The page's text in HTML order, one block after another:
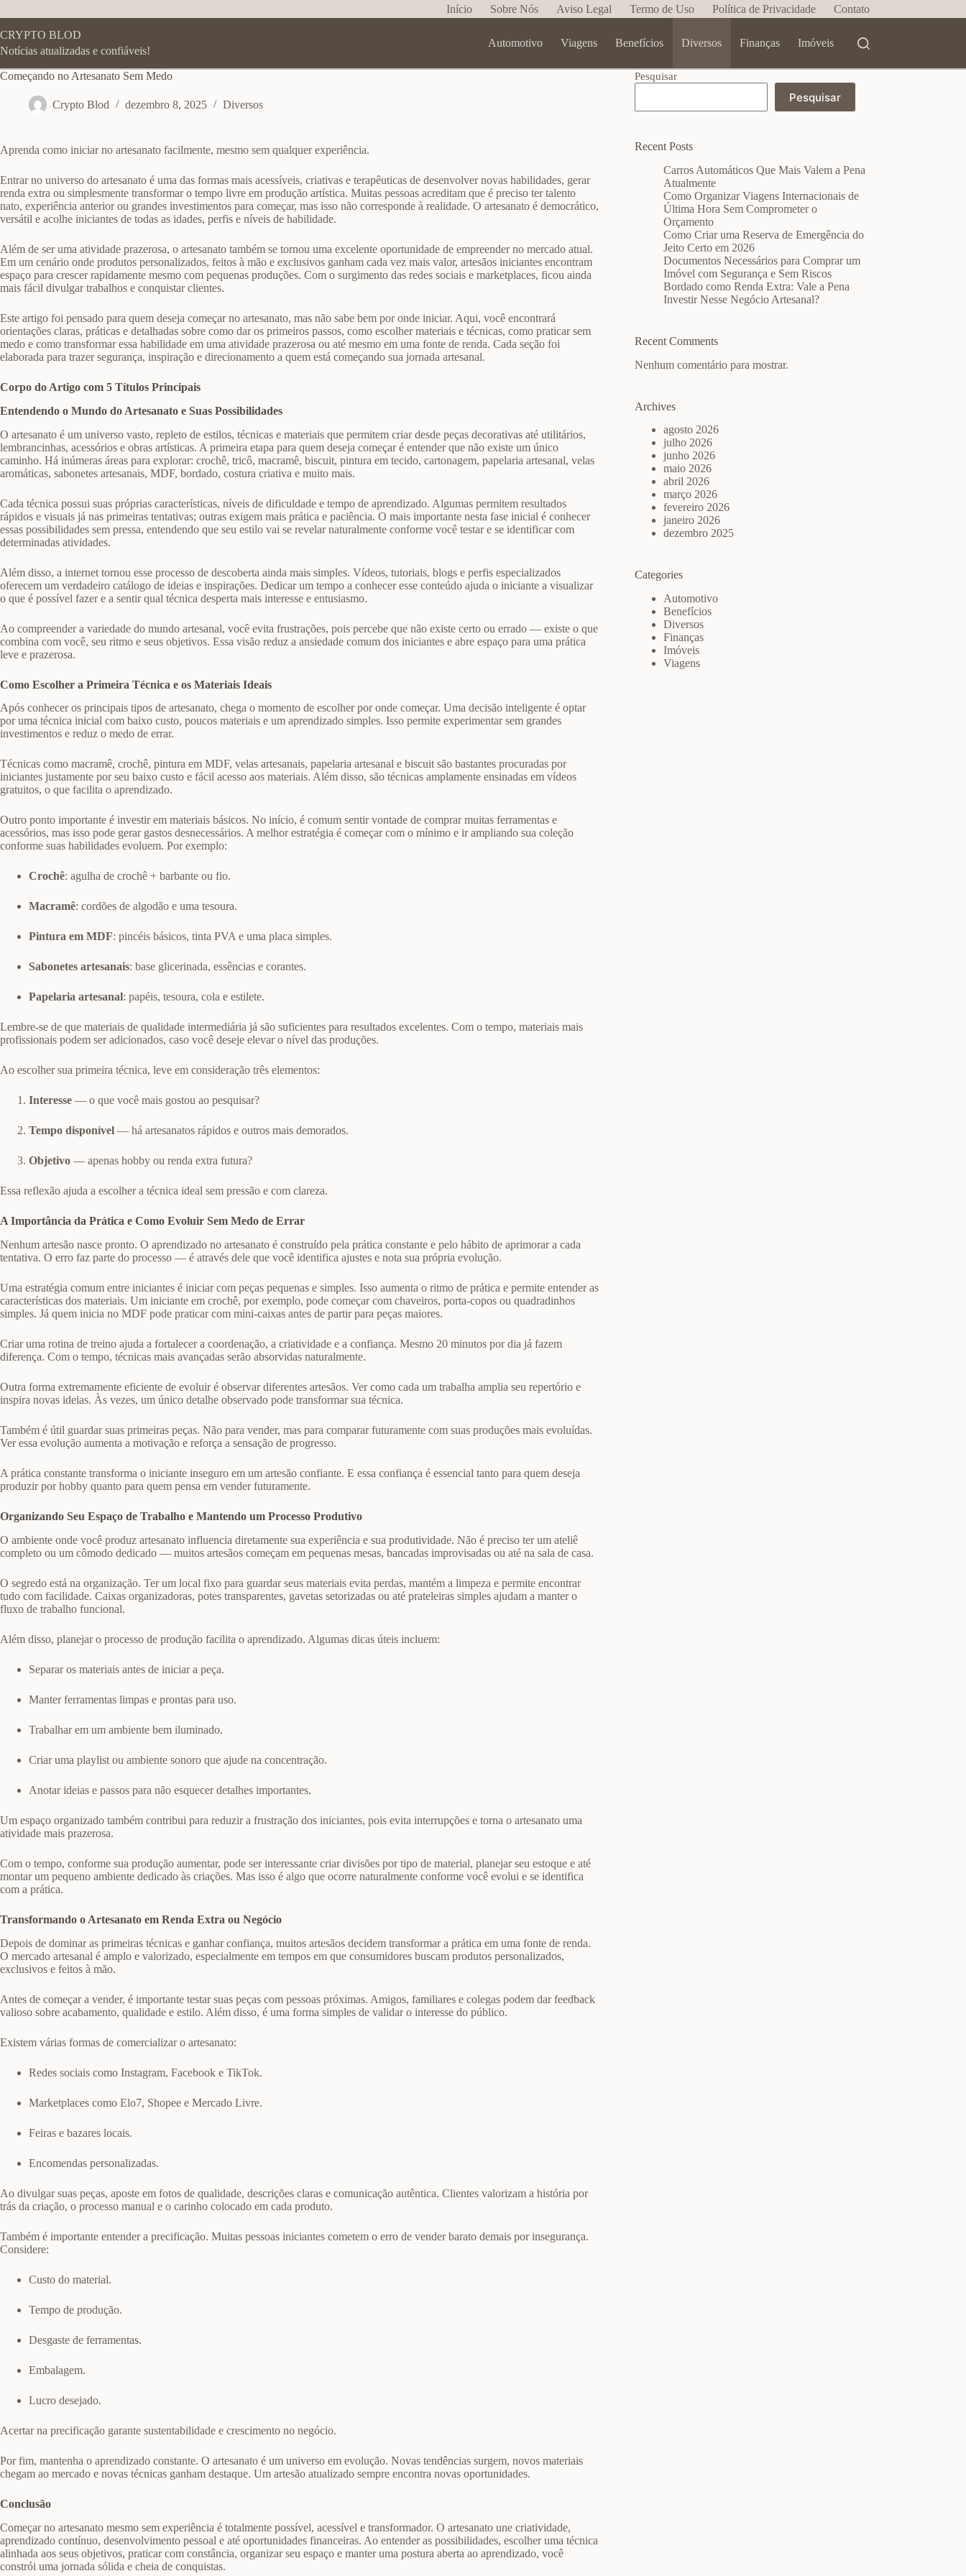
para
o
conteúdo
Início Sobre Nós Aviso Legal Termo de Uso Política de Privacidade Contato
CRYPTO BLOD
Notícias atualizadas e confiáveis!
Automotivo Viagens Benefícios Diversos Finanças Imóveis
Começando no Artesanato Sem Medo
Crypto Blod dezembro 8, 2025 Diversos
Aprenda como iniciar no artesanato facilmente, mesmo sem qualquer experiência.
Entrar no universo do artesanato é uma das formas mais acessíveis, criativas e terapêuticas de desenvolver novas habilidades, gerar
renda extra ou simplesmente transformar o tempo livre em produção artística. Muitas pessoas acreditam que é preciso ter talento
nato, experiência anterior ou grandes investimentos para começar, mas isso não corresponde à realidade. O artesanato é democrático,
versátil e acolhe iniciantes de todas as idades, perfis e níveis de habilidade.
Além de ser uma atividade prazerosa, o artesanato também se tornou uma excelente oportunidade de empreender no mercado atual.
Em um cenário onde produtos personalizados, feitos à mão e exclusivos ganham cada vez mais valor, artesãos iniciantes encontram
espaço para crescer rapidamente mesmo com pequenas produções. Com o surgimento das redes sociais e marketplaces, ficou ainda
mais fácil divulgar trabalhos e conquistar clientes.
Este artigo foi pensado para quem deseja começar no artesanato, mas não sabe bem por onde iniciar. Aqui, você encontrará
orientações claras, práticas e detalhadas sobre como dar os primeiros passos, como escolher materiais e técnicas, como praticar sem
medo e como transformar essa habilidade em uma atividade prazerosa ou até mesmo em uma fonte de renda. Cada seção foi
elaborada para trazer segurança, inspiração e direcionamento a quem está começando sua jornada artesanal.
Corpo do Artigo com 5 Títulos Principais
Entendendo o Mundo do Artesanato e Suas Possibilidades
O artesanato é um universo vasto, repleto de estilos, técnicas e materiais que permitem criar desde peças decorativas até utilitários,
lembrancinhas, acessórios e obras artísticas. A primeira etapa para quem deseja começar é entender que não existe um único
caminho. Há inúmeras áreas para explorar: crochê, tricô, macramê, biscuit, pintura em tecido, cartonagem, papelaria artesanal, velas
aromáticas, sabonetes artesanais, MDF, bordado, costura criativa e muito mais.
Cada técnica possui suas próprias características, níveis de dificuldade e tempo de aprendizado. Algumas permitem resultados
rápidos e visuais já nas primeiras tentativas; outras exigem mais prática e paciência. O mais importante nesta fase inicial é conhecer
essas possibilidades sem pressa, entendendo que seu estilo vai se revelar naturalmente conforme você testar e se identificar com
determinadas atividades.
Além disso, a internet tornou esse processo de descoberta ainda mais simples. Vídeos, tutoriais, blogs e perfis especializados
oferecem um verdadeiro catálogo de ideias e inspirações. Dedicar um tempo a conhecer esse conteúdo ajuda o iniciante a visualizar
o que é possível fazer e a sentir qual técnica desperta mais interesse e entusiasmo.
Ao compreender a variedade do mundo artesanal, você evita frustrações, pois percebe que não existe certo ou errado — existe o que
combina com você, seu ritmo e seus objetivos. Essa visão reduz a ansiedade comum dos iniciantes e abre espaço para uma prática
leve e prazerosa.
Como Escolher a Primeira Técnica e os Materiais Ideais
Após conhecer os principais tipos de artesanato, chega o momento de escolher por onde começar. Uma decisão inteligente é optar
por uma técnica inicial com baixo custo, poucos materiais e um aprendizado simples. Isso permite experimentar sem grandes
investimentos e reduz o medo de errar.
Técnicas como macramê, crochê, pintura em MDF, velas artesanais, papelaria artesanal e biscuit são bastantes procuradas por
iniciantes justamente por seu baixo custo e fácil acesso aos materiais. Além disso, são técnicas amplamente ensinadas em vídeos
gratuitos, o que facilita o aprendizado.
Outro ponto importante é investir em materiais básicos. No início, é comum sentir vontade de comprar muitas ferramentas e
acessórios, mas isso pode gerar gastos desnecessários. A melhor estratégia é começar com o mínimo e ir ampliando sua coleção
conforme suas habilidades evoluem. Por exemplo:
Crochê: agulha de crochê + barbante ou fio.
Macramê: cordões de algodão e uma tesoura.
Pintura em MDF: pincéis básicos, tinta PVA e uma placa simples.
Sabonetes artesanais: base glicerinada, essências e corantes.
Papelaria artesanal: papéis, tesoura, cola e estilete.
Lembre-se de que materiais de qualidade intermediária já são suficientes para resultados excelentes. Com o tempo, materiais mais
profissionais podem ser adicionados, caso você deseje elevar o nível das produções.
Ao escolher sua primeira técnica, leve em consideração três elementos:
Interesse — o que você mais gostou ao pesquisar?
Tempo disponível — há artesanatos rápidos e outros mais demorados.
Objetivo — apenas hobby ou renda extra futura?
Essa reflexão ajuda a escolher a técnica ideal sem pressão e com clareza.
A Importância da Prática e Como Evoluir Sem Medo de Errar
Nenhum artesão nasce pronto. O aprendizado no artesanato é construído pela prática constante e pelo hábito de aprimorar a cada
tentativa. O erro faz parte do processo — é através dele que você identifica ajustes e nota sua própria evolução.
Uma estratégia comum entre iniciantes é iniciar com peças pequenas e simples. Isso aumenta o ritmo de prática e permite entender as
características dos materiais. Um iniciante em crochê, por exemplo, pode começar com chaveiros, porta-copos ou quadradinhos
simples. Já quem inicia no MDF pode praticar com mini-caixas antes de partir para peças maiores.
Criar uma rotina de treino ajuda a fortalecer a coordenação, a criatividade e a confiança. Mesmo 20 minutos por dia já fazem
diferença. Com o tempo, técnicas mais avançadas serão absorvidas naturalmente.
Outra forma extremamente eficiente de evoluir é observar diferentes artesãos. Ver como cada um trabalha amplia seu repertório e
inspira novas ideias. Às vezes, um único detalhe observado pode transformar sua técnica.
Também é útil guardar suas primeiras peças. Não para vender, mas para comparar futuramente com suas produções mais evoluídas.
Ver essa evolução aumenta a motivação e reforça a sensação de progresso.
A prática constante transforma o iniciante inseguro em um artesão confiante. E essa confiança é essencial tanto para quem deseja
produzir por hobby quanto para quem pensa em vender futuramente.
Organizando Seu Espaço de Trabalho e Mantendo um Processo Produtivo
O ambiente onde você produz artesanato influencia diretamente sua experiência e sua produtividade. Não é preciso ter um ateliê
completo ou um cômodo dedicado — muitos artesãos começam em pequenas mesas, bancadas improvisadas ou até na sala de casa.
O segredo está na organização. Ter um local fixo para guardar seus materiais evita perdas, mantém a limpeza e permite encontrar
tudo com facilidade. Caixas organizadoras, potes transparentes, gavetas setorizadas ou até prateleiras simples ajudam a manter o
fluxo de trabalho funcional.
Além disso, planejar o processo de produção facilita o aprendizado. Algumas dicas úteis incluem:
Separar os materiais antes de iniciar a peça.
Manter ferramentas limpas e prontas para uso.
Trabalhar em um ambiente bem iluminado.
Criar uma playlist ou ambiente sonoro que ajude na concentração.
Anotar ideias e passos para não esquecer detalhes importantes.
Um espaço organizado também contribui para reduzir a frustração dos iniciantes, pois evita interrupções e torna o artesanato uma
atividade mais prazerosa.
Com o tempo, conforme sua produção aumentar, pode ser interessante criar divisões por tipo de material, planejar seu estoque e até
montar um pequeno ambiente dedicado às criações. Mas isso é algo que ocorre naturalmente conforme você evolui e se identifica
com a prática.
Transformando o Artesanato em Renda Extra ou Negócio
Depois de dominar as primeiras técnicas e ganhar confiança, muitos artesãos decidem transformar a prática em uma fonte de renda.
O mercado artesanal é amplo e valorizado, especialmente em tempos em que consumidores buscam produtos personalizados,
exclusivos e feitos à mão.
Antes de começar a vender, é importante testar suas peças com pessoas próximas. Amigos, familiares e colegas podem dar feedback
valioso sobre acabamento, qualidade e estilo. Além disso, é uma forma simples de validar o interesse do público.
Existem várias formas de comercializar o artesanato:
Redes sociais como Instagram, Facebook e TikTok.
Marketplaces como Elo7, Shopee e Mercado Livre.
Feiras e bazares locais.
Encomendas personalizadas.
Ao divulgar suas peças, aposte em fotos de qualidade, descrições claras e comunicação autêntica. Clientes valorizam a história por
trás da criação, o processo manual e o carinho colocado em cada produto.
Também é importante entender a precificação. Muitas pessoas iniciantes cometem o erro de vender barato demais por insegurança.
Considere:
Custo do material.
Tempo de produção.
Desgaste de ferramentas.
Embalagem.
Lucro desejado.
Acertar na precificação garante sustentabilidade e crescimento no negócio.
Por fim, mantenha o aprendizado constante. O artesanato é um universo em evolução. Novas tendências surgem, novos materiais
chegam ao mercado e novas técnicas ganham destaque. Um artesão atualizado sempre encontra novas oportunidades.
Conclusão
Começar no artesanato mesmo sem experiência é totalmente possível, acessível e transformador. O artesanato une criatividade,
aprendizado contínuo, desenvolvimento pessoal e até oportunidades financeiras. Ao entender as possibilidades, escolher uma técnica
alinhada aos seus objetivos, praticar com constância, organizar seu espaço e manter uma postura aberta ao aprendizado, você
constrói uma jornada sólida e cheia de conquistas.
Pesquisar
Pesquisar
Recent Posts
Carros Automáticos Que Mais Valem a Pena
Atualmente
Como Organizar Viagens Internacionais de
Última Hora Sem Comprometer o
Orçamento
Como Criar uma Reserva de Emergência do
Jeito Certo em 2026
Documentos Necessários para Comprar um
Imóvel com Segurança e Sem Riscos
Bordado como Renda Extra: Vale a Pena
Investir Nesse Negócio Artesanal?
Recent Comments
Nenhum comentário para mostrar.
Archives
agosto 2026
julho 2026
junho 2026
maio 2026
abril 2026
março 2026
fevereiro 2026
janeiro 2026
dezembro 2025
Categories
Automotivo
Benefícios
Diversos
Finanças
Imóveis
Viagens